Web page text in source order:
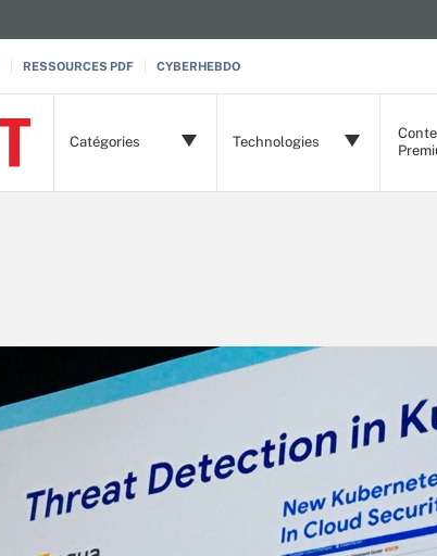
RESSOURCES PDF CYBERHEBDO
Catégories Technologies